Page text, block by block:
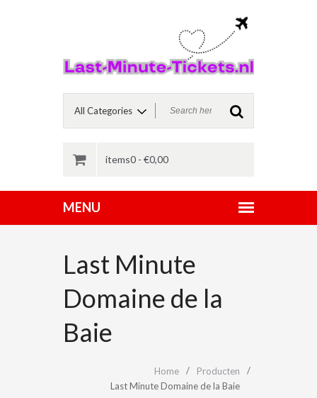
items0 - €0,00
Last Minute
Domaine de la
Baie
Home
Producten
Last Minute Domaine de la Baie